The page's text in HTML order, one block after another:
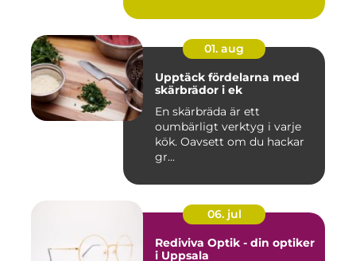
01. aug
Upptäck fördelarna med
skärbrädor i ek
En skärbräda är ett
oumbärligt verktyg i varje
kök. Oavsett om du hackar
gr...
06. jul
Rediviva Optik - din optiker
i Uppsala